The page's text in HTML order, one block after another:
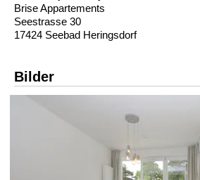
Brise Appartements
Seestrasse 30
17424 Seebad Heringsdorf
Bilder